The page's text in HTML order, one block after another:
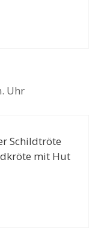
Uhr
Schildtröte
mit Hut